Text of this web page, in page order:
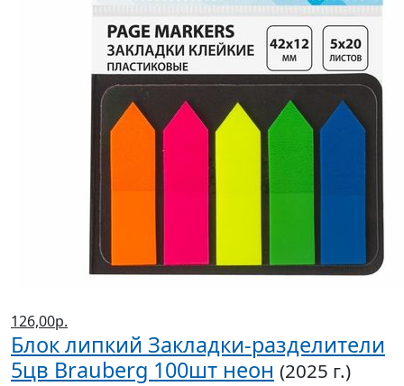
126,00р.
Блок липкий Закладки-разделители
5цв Brauberg 100шт неон (2025 г.)